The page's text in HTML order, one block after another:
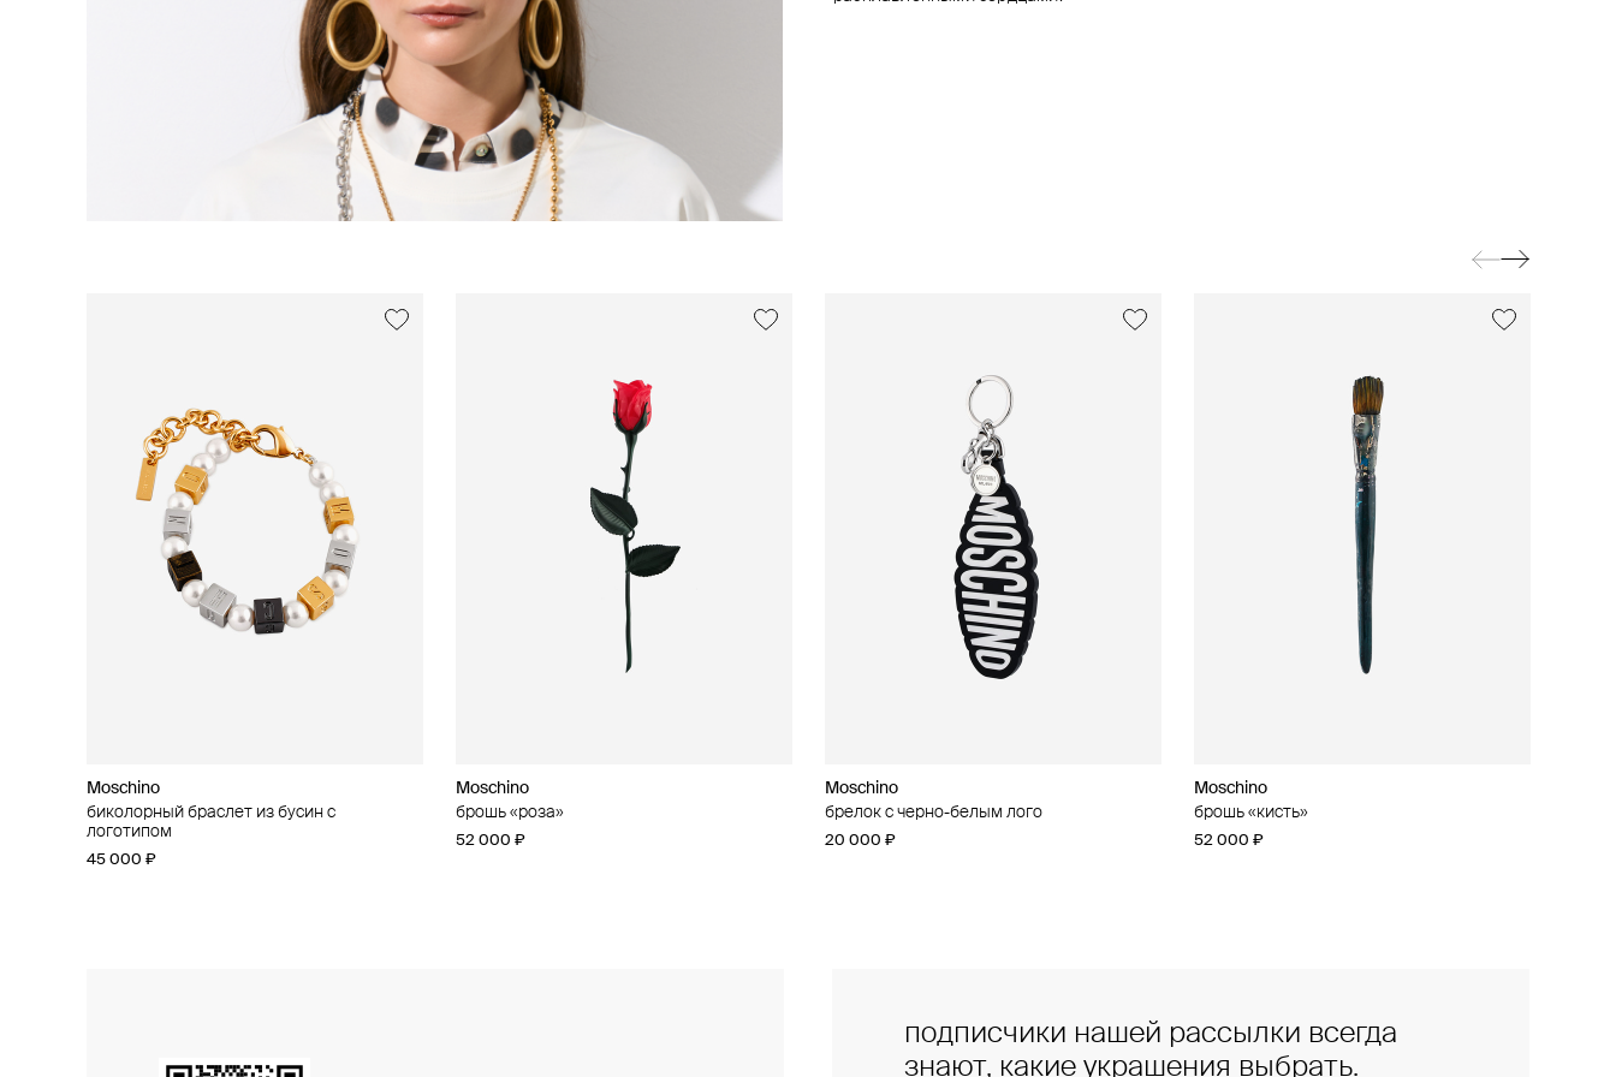
Moschino
биколорный браслет из бусин с
логотипом
45 000 ₽
Moschino
брошь «роза»
52 000 ₽
Moschino
брелок с черно-белым лого
20 000 ₽
Moschino
брошь «кисть»
52 000 ₽
Moschino
кольцо «сердце»
37 000 ₽
Moschino
асимметричные серьги из бусин
42 000 ₽
Moschino
брелок с кошельком
47 000 ₽
подписчики нашей рассылки всегда
знают, какие украшения выбрать.